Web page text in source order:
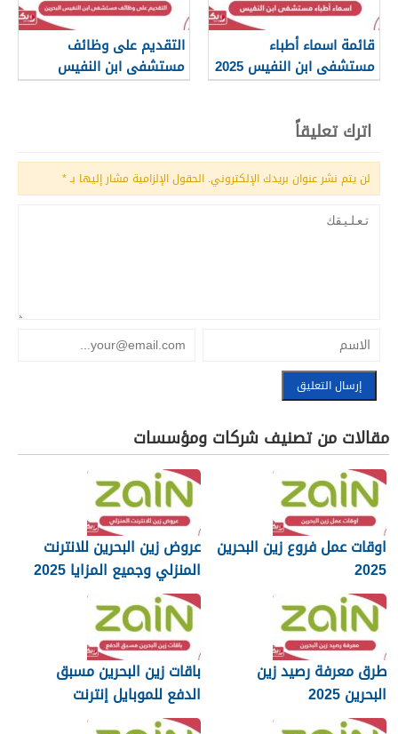
قائمة اسماء أطباء
مستشفى ابن النفيس 2025
التقديم على وظائف
مستشفى ابن النفيس
البحرين 2025
اترك تعليقاً
لن يتم نشر عنوان بريدك الإلكتروني. الحقول الإلزامية مشار إليها بـ*
مقالات من تصنيف شركات ومؤسسات
اوقات عمل فروع زين البحرين
2025
عروض زين البحرين للانترنت
المنزلي وجميع المزايا 2025
طرق معرفة رصيد زين
البحرين 2025
باقات زين البحرين مسبق
الدفع للموبايل إنترنت
ومكالمات 2025